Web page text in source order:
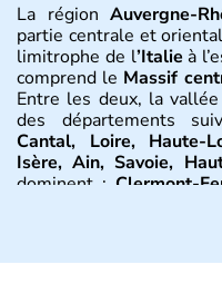
La région Auvergne-
partie centrale et
limitrophe de l’Italie à
comprend le Massif
Entre les deux, la
des départements
Cantal, Loire, Haute-
Isère, Ain, Savoie,
dominent : Clermont-
D’autres villes ont une
exemple. La région est